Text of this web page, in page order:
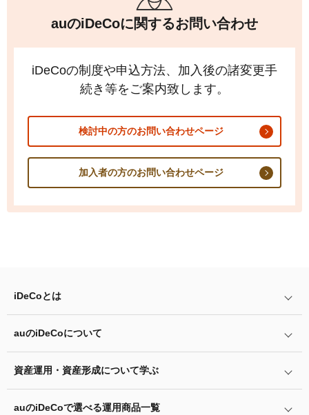
auのiDeCoに関するお問い合わせ
iDeCoの制度や申込方法、加入後の諸変更手
続き等をご案内致します。
検討中の方のお問い合わせページ
加入者の方のお問い合わせページ
iDeCoとは
iDeCoとは
iDeCoのメリットと留意点
掛金と拠出限度額
auのiDeCoについて
auのiDeCoについて
の加入方法
資産運用・資産形成について学ぶ
あなたのお金を働き者に
auのiDeCoで選べる運用商品一覧